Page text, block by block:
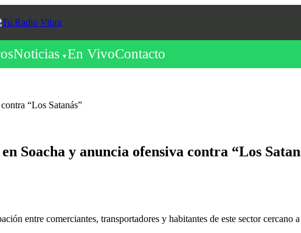
Noticias En VivoContacto
“Los Satanás”
Soacha y anuncia ofensiva contra “Los
entre comerciantes, transportadores y habitantes de este sector cercano